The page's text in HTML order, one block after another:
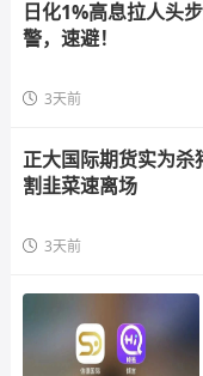
日化1%高息拉人头
警，速避！
3天前
正大国际期货实为杀
割韭菜速离场
3天前